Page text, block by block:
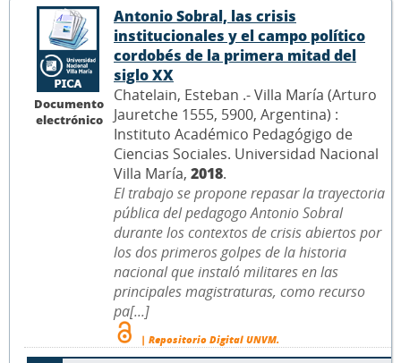
Documento
electrónico
Antonio Sobral, las crisis
institucionales y el campo político
cordobés de la primera mitad del
siglo XX
Chatelain, Esteban .- Villa María (Arturo
Jauretche 1555, 5900, Argentina) :
Instituto Académico Pedagógigo de
Ciencias Sociales. Universidad Nacional
Villa María, 2018.
El trabajo se propone repasar la trayectoria
pública del pedagogo Antonio Sobral
durante los contextos de crisis abiertos por
los dos primeros golpes de la historia
nacional que instaló militares en las
principales magistraturas, como recurso
pa[...]
| Repositorio Digital UNVM.